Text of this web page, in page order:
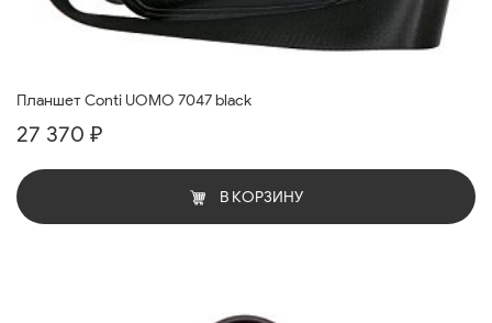
Планшет Conti UOMO 7047 black
27 370 ₽
В КОРЗИНУ